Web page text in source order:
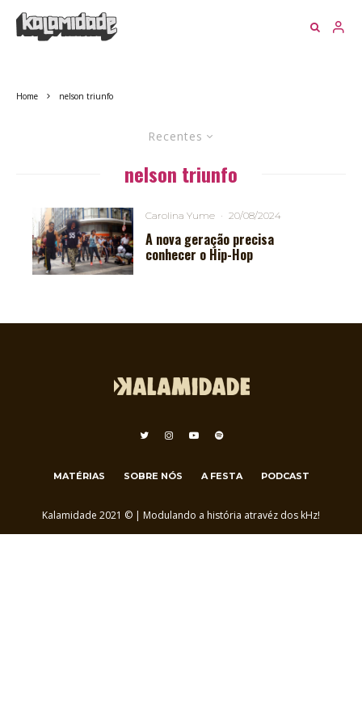
Home nelson triunfo
Recentes
nelson triunfo
Carolina Yume · 20/08/2024
A nova geração precisa
conhecer o Hip-Hop
MATÉRIAS SOBRE NÓS A FESTA PODCAST
Kalamidade 2021 © | Modulando a história atravéz dos kHz!